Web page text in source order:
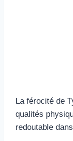
La férocité de
qualités
redoutable